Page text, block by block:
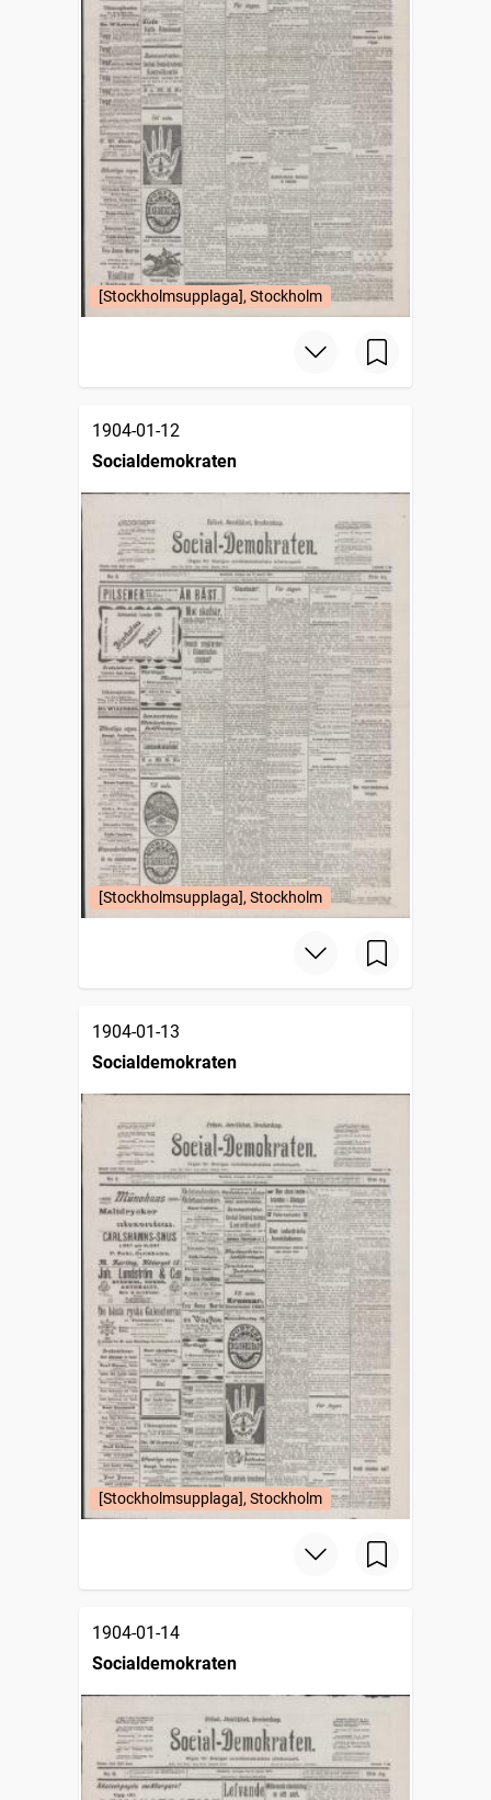
[Stockholmsupplaga], Stockholm
1904-01-12
Socialdemokraten
[Stockholmsupplaga], Stockholm
1904-01-13
Socialdemokraten
[Stockholmsupplaga], Stockholm
1904-01-14
Socialdemokraten